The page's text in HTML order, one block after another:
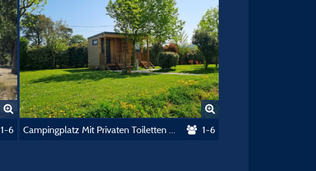
1-6 Campingplatz Mit Privaten Toiletten Und Kühlschrank 1-6